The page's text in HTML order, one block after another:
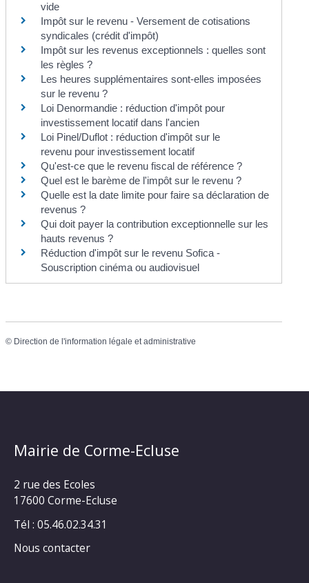
vide
Impôt sur le revenu - Versement de cotisations
syndicales (crédit d'impôt)
Impôt sur les revenus exceptionnels : quelles sont
les règles ?
Les heures supplémentaires sont-elles imposées
sur le revenu ?
Loi Denormandie : réduction d'impôt pour
investissement locatif dans l'ancien
Loi Pinel/Duflot : réduction d'impôt sur le
revenu pour investissement locatif
Qu'est-ce que le revenu fiscal de référence ?
Quel est le barème de l'impôt sur le revenu ?
Quelle est la date limite pour faire sa déclaration de
revenus ?
Qui doit payer la contribution exceptionnelle sur les
hauts revenus ?
Réduction d'impôt sur le revenu Sofica -
Souscription cinéma ou audiovisuel
© Direction de l'information légale et administrative
Mairie de Corme-Ecluse
2 rue des Ecoles
17600 Corme-Ecluse
Tél : 05.46.02.34.31
Nous contacter